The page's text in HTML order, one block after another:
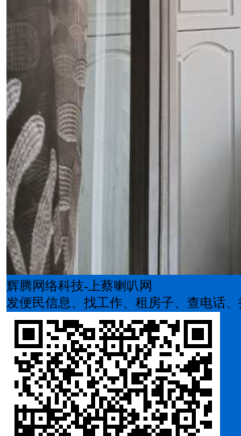
辉腾网络科技-上蔡喇叭网
发便民信息、找工作、租房子、查电话、